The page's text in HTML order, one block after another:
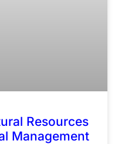
Resources
Management